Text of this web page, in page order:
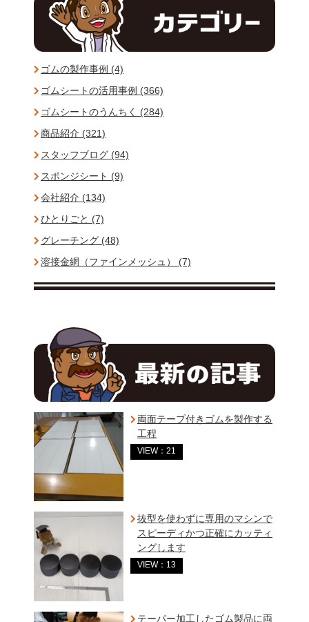
ゴムの製作事例 (4)
ゴムシートの活用事例 (366)
ゴムシートのうんちく (284)
商品紹介 (321)
スタッフブログ (94)
スポンジシート (9)
会社紹介 (134)
ひとりごと (7)
グレーチング (48)
溶接金網（ファインメッシュ） (7)
両面テープ付きゴムを製作する
工程
VIEW：21
抜型を使わずに専用のマシンで
スピーディかつ正確にカッティ
ングします
VIEW：13
テーパー加工したゴム製品に両